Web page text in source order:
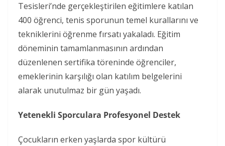
Tesisleri’nde gerçekleştirilen eğitimlere katılan
400 öğrenci, tenis sporunun temel kurallarını ve
tekniklerini öğrenme fırsatı yakaladı. Eğitim
döneminin tamamlanmasının ardından
düzenlenen sertifika töreninde öğrenciler,
emeklerinin karşılığı olan katılım belgelerini
alarak unutulmaz bir gün yaşadı.
Yetenekli Sporculara Profesyonel Destek
Çocukların erken yaşlarda spor kültürü